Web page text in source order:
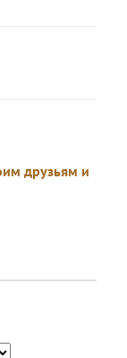
друзьям и